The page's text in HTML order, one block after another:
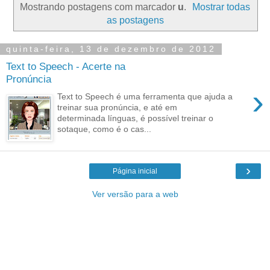
Mostrando postagens com marcador u.
Mostrar todas
as postagens
quinta-feira, 13 de dezembro de 2012
Text to Speech - Acerte na
Pronúncia
›
Text to Speech é uma ferramenta que ajuda a
treinar sua pronúncia, e até em
determinada línguas, é possível treinar o
sotaque, como é o cas...
›
Página inicial
Ver versão para a web